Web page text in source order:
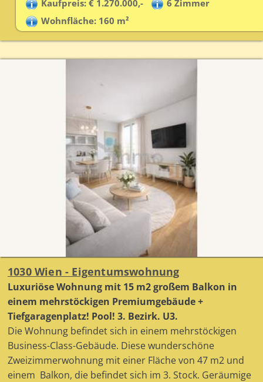
Kaufpreis: € 1.270.000,-
6 Zimmer
Wohnfläche: 160 m²
1030 Wien - Eigentumswohnung
Luxuriöse Wohnung mit 15 m2 großem Balkon in
einem mehrstöckigen Premiumgebäude +
Tiefgaragenplatz! Pool! 3. Bezirk. U3.
Die Wohnung befindet sich in einem mehrstöckigen
Business-Class-Gebäude. Diese wunderschöne
Zweizimmerwohnung mit einer Fläche von 47 m2 und
einem Balkon, die befindet sich im 3. Stock. Geräumige